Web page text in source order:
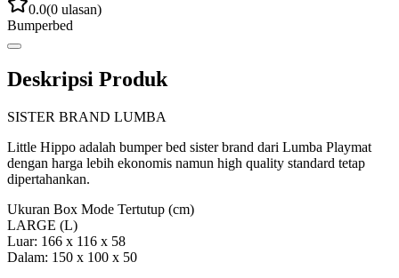
0.0(0 ulasan)
Bumperbed
Deskripsi Produk
SISTER BRAND LUMBA
Little Hippo adalah bumper bed sister brand dari Lumba Playmat
dengan harga lebih ekonomis namun high quality standard tetap
dipertahankan.
Ukuran Box Mode Tertutup (cm)
LARGE (L)
Luar: 166 x 116 x 58
Dalam: 150 x 100 x 50